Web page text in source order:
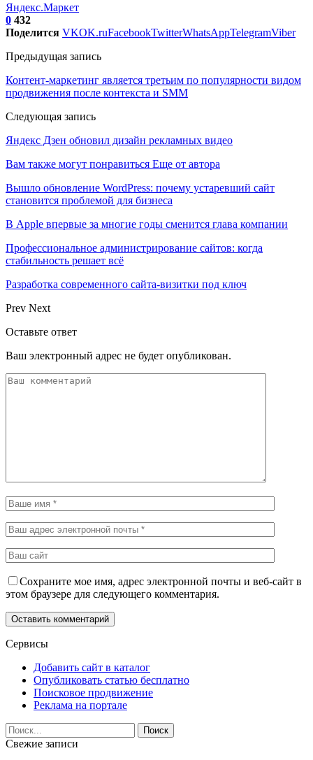
Яндекс.Маркет
0 432
Поделится VKOK.ruFacebookTwitterWhatsAppTelegramViber
Предыдущая запись
Контент-маркетинг является третьим по популярности видом
продвижения после контекста и SMM
Следующая запись
Яндекс Дзен обновил дизайн рекламных видео
Вам также могут понравиться Еще от автора
Вышло обновление WordPress: почему устаревший сайт
становится проблемой для бизнеса
В Apple впервые за многие годы сменится глава компании
Профессиональное администрирование сайтов: когда
стабильность решает всё
Разработка современного сайта-визитки под ключ
Prev Next
Оставьте ответ
Ваш электронный адрес не будет опубликован.
Сохраните мое имя, адрес электронной почты и веб-сайт в
этом браузере для следующего комментария.
Сервисы
Добавить сайт в каталог
Опубликовать статью бесплатно
Поисковое продвижение
Реклама на портале
Свежие записи